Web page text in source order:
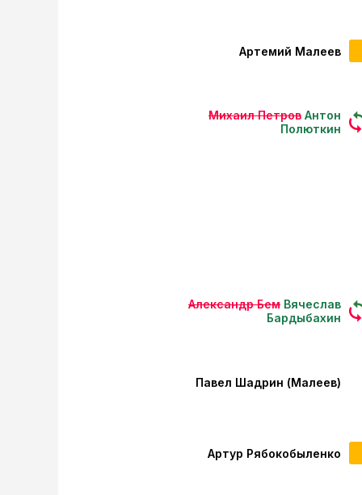
Артемий Малеев
Михаил Петров Антон
Полюткин
Александр Бем Вячеслав
Бардыбахин
Павел Шадрин (Малеев)
Артур Рябокобыленко